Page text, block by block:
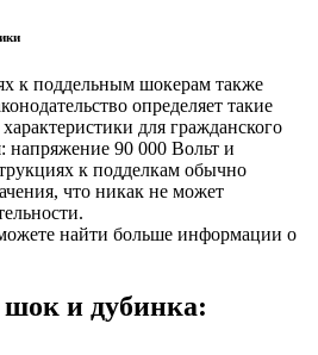
к поддельным шокерам также
определяет такие
для гражданского
напряжение 90 000 Вольт и
к подделкам обычно
что никак не может
найти больше информации о
и дубинка: